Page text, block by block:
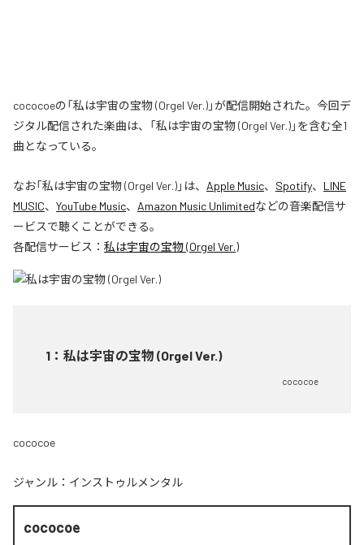
cococoeの「私は宇宙の宝物 (Orgel Ver.)」が配信開始された。今回デ
ジタル配信された楽曲は、「私は宇宙の宝物 (Orgel Ver.)」を含む全1
曲となっている。
なお「私は宇宙の宝物 (Orgel Ver.)」は、 Apple Music、 Spotify、 LINE
MUSIC、 YouTube Music、 Amazon Music Unlimitedなどの音楽配信サ
ービスで聴くことができる。
各配信サービス： 私は宇宙の宝物 (Orgel Ver.)
1 ： 私は宇宙の宝物 (Orgel Ver.)
cococoe
cococoe
ジャンル： インストゥルメンタル
cococoe